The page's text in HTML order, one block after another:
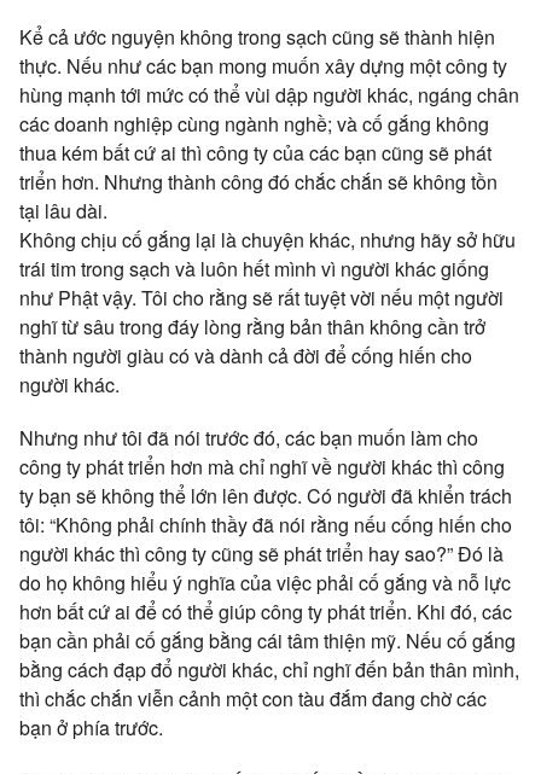
Kể cả ước nguyện không trong sạch cũng sẽ thành hiện
thực. Nếu như các bạn mong muốn xây dựng một công ty
hùng mạnh tới mức có thể vùi dập người khác, ngáng chân
các doanh nghiệp cùng ngành nghề; và cố gắng không
thua kém bất cứ ai thì công ty của các bạn cũng sẽ phát
triển hơn. Nhưng thành công đó chắc chắn sẽ không tồn
tại lâu dài.
Không chịu cố gắng lại là chuyện khác, nhưng hãy sở hữu
trái tim trong sạch và luôn hết mình vì người khác giống
như Phật vậy. Tôi cho rằng sẽ rất tuyệt vời nếu một người
nghĩ từ sâu trong đáy lòng rằng bản thân không cần trở
thành người giàu có và dành cả đời để cống hiến cho
người khác.
Nhưng như tôi đã nói trước đó, các bạn muốn làm cho
công ty phát triển hơn mà chỉ nghĩ về người khác thì công
ty bạn sẽ không thể lớn lên được. Có người đã khiển trách
tôi: “Không phải chính thầy đã nói rằng nếu cống hiến cho
người khác thì công ty cũng sẽ phát triển hay sao?” Đó là
do họ không hiểu ý nghĩa của việc phải cố gắng và nỗ lực
hơn bất cứ ai để có thể giúp công ty phát triển. Khi đó, các
bạn cần phải cố gắng bằng cái tâm thiện mỹ. Nếu cố gắng
bằng cách đạp đổ người khác, chỉ nghĩ đến bản thân mình,
thì chắc chắn viễn cảnh một con tàu đắm đang chờ các
bạn ở phía trước.